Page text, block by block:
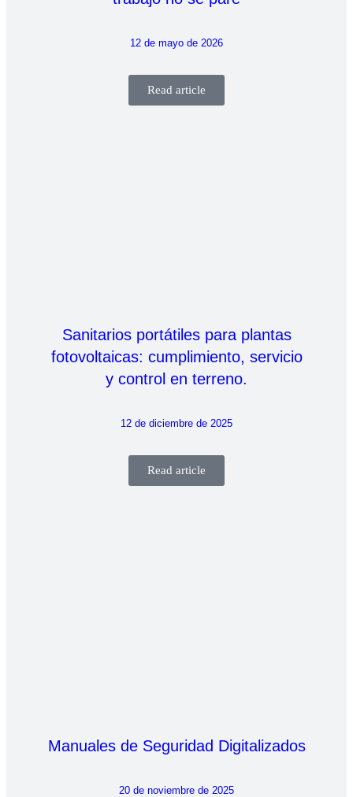
12 de mayo de 2026
Read article
Sanitarios portátiles para plantas
fotovoltaicas: cumplimiento, servicio
y control en terreno.
12 de diciembre de 2025
Read article
Manuales de Seguridad Digitalizados
20 de noviembre de 2025